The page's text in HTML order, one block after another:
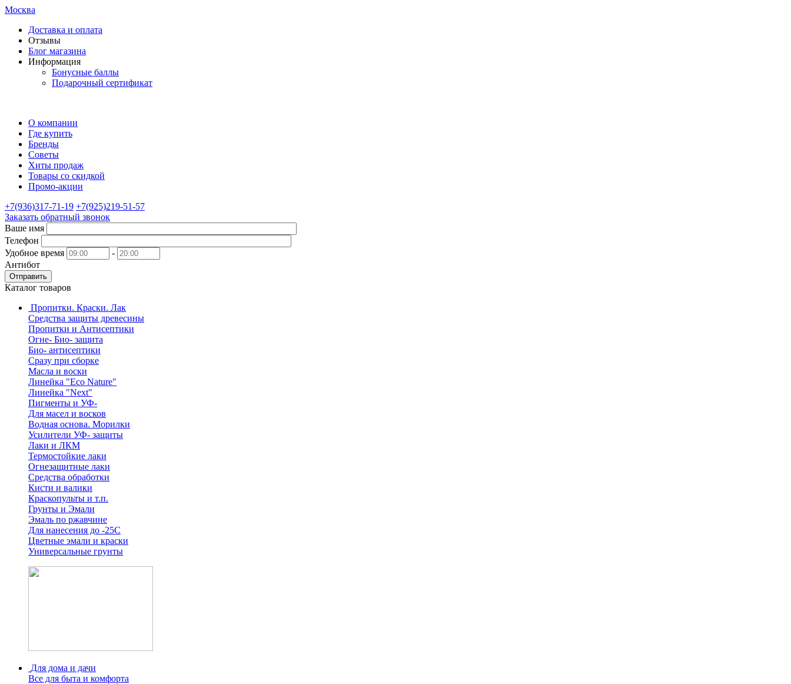
Москва
Доставка и оплата
Отзывы
Блог магазина
Информация
Бонусные баллы
Подарочный сертификат
О компании
Где купить
Бренды
Советы
Хиты продаж
Товары со скидкой
Промо-акции
+7(936)317-71-19 +7(925)219-51-57
Заказать обратный звонок
Ваше имя
Телефон
Удобное время
-
Антибот
Отправить
Каталог товаров
Пропитки. Краски. Лак
Средства защиты древесины
Пропитки и Антисептики
Огне- Био- защита
Био- антисептики
Сразу при сборке
Масла и воски
Линейка "Eco Nature"
Линейка "Next"
Пигменты и УФ-
Для масел и восков
Водная основа. Морилки
Усилители УФ- защиты
Лаки и ЛКМ
Термостойкие лаки
Огнезащитные лаки
Средства обработки
Кисти и валики
Краскопульты и т.п.
Грунты и Эмали
Эмаль по ржавчине
Для нанесения до -25С
Цветные эмали и краски
Универсальные грунты
Для дома и дачи
Все для быта и комфорта